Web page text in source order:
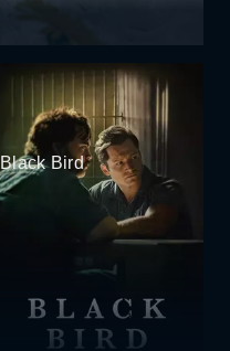
Black Bird